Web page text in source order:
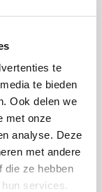
te
te bieden
Ook delen we
met onze
analyse. Deze
met andere
die ze hebben
services.
succes!